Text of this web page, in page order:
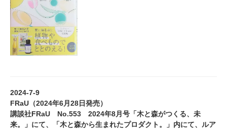
2024-7-9
FRaU（2024年6月28日発売）
講談社FRaU No.553 2024年8月号「木と森がつくる、未
来。」にて、「木と森から生まれたプロダクト。」内にて、ルア